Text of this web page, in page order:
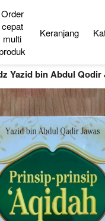
Order
cepat
multi
Keranjang
Yazid bin Abdul Qodir